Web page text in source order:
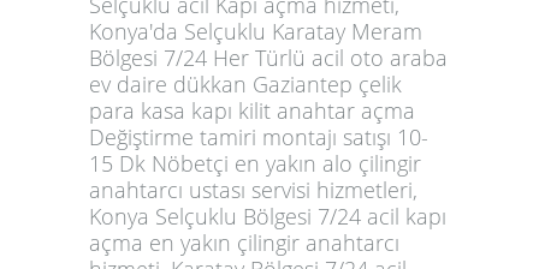
Konya'da Selçuklu Karatay Meram
Bölgesi 7/24 Her Türlü acil oto araba
ev daire dükkan Gaziantep çelik
para kasa kapı kilit anahtar açma
Değiştirme tamiri montajı satışı 10-
15 Dk Nöbetçi en yakın alo çilingir
anahtarcı ustası servisi hizmetleri,
Konya Selçuklu Bölgesi 7/24 acil kapı
açma en yakın çilingir anahtarcı